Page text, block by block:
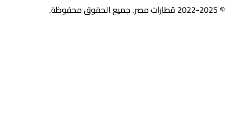
© 2022-2025 قطارات مصر. جميع الحقوق محفوظة.